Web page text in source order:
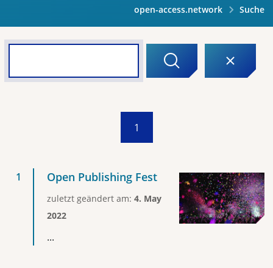
open-access.network Suche
1
Open Publishing Fest
zuletzt geändert am: 4. May
2022
...